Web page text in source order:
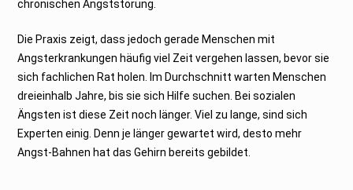
chronischen Angststörung.
Die Praxis zeigt, dass jedoch gerade Menschen mit
Angsterkrankungen häufig viel Zeit vergehen lassen, bevor sie
sich fachlichen Rat holen. Im Durchschnitt warten Menschen
dreieinhalb Jahre, bis sie sich Hilfe suchen. Bei sozialen
Ängsten ist diese Zeit noch länger. Viel zu lange, sind sich
Experten einig. Denn je länger gewartet wird, desto mehr
Angst-Bahnen hat das Gehirn bereits gebildet.